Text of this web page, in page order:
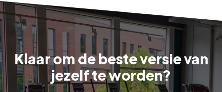
Klaar om de beste versie van
jezelf te worden?